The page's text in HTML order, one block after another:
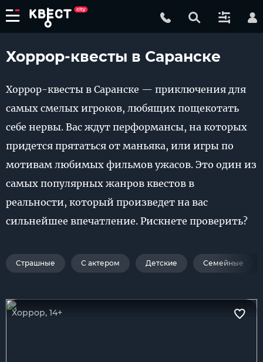
Хоррор-квесты в Саранске
Хоррор-квесты в Саранске — приключения для
самых смелых игроков, любящих пощекотать
себе нервы. Вас ждут перформансы, на которых
придется прятаться от маньяка, или игры по
мотивам любимых фильмов ужасов. Это один из
самых популярных жанров квестов в
реальности, который произведет на вас
сильнейшее впечатление. Рискнете проверить?
Страшные С актером Детские Семейные
Хоррор, 14+